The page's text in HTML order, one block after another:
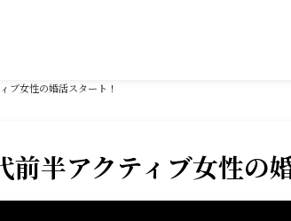
ブ女性の婚活スタート！
半アクティブ女性の